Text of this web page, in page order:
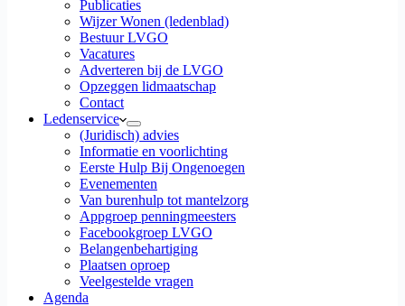
Publicaties
Wijzer Wonen (ledenblad)
Bestuur LVGO
Vacatures
Adverteren bij de LVGO
Opzeggen lidmaatschap
Contact
Ledenservice
(Juridisch) advies
Informatie en voorlichting
Eerste Hulp Bij Ongenoegen
Evenementen
Van burenhulp tot mantelzorg
Appgroep penningmeesters
Facebookgroep LVGO
Belangenbehartiging
Plaatsen oproep
Veelgestelde vragen
Agenda